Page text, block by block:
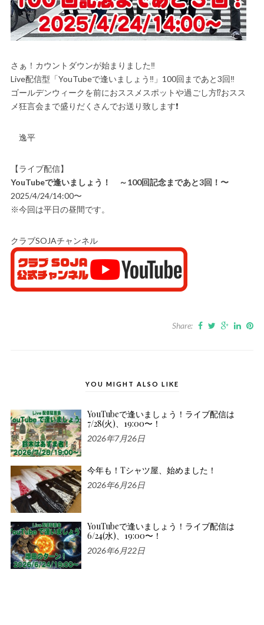
さぁ！カウントダウンが始まりました‼️
Live配信型「YouTubeで逢いましょう‼️」100回まであと3回‼️
ゴールデンウィークを前におススメスポットや過ごし方⁉️おスス
メ狂言会まで盛りだくさんでお送り致します❗️
逸平
【ライブ配信】
YouTubeで逢いましょう！ ～100回記念まであと3回！〜
2025/4/24/14:00〜
※今回は平日の昼間です。
クラブSOJAチャンネル
Share:
YOU MIGHT ALSO LIKE
YouTubeで逢いましょう！ライブ配信は
7/28(火)、19:00〜！
2026年7月26日
今年も！Tシャツ屋、始めました！
2026年6月26日
YouTubeで逢いましょう！ライブ配信は
6/24(水)、19:00〜！
2026年6月22日